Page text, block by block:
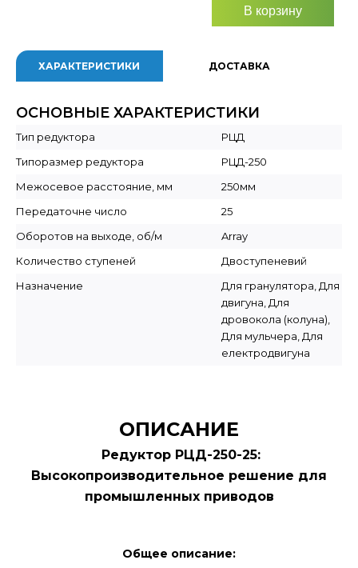
В корзину
ХАРАКТЕРИСТИКИ ДОСТАВКА
ОСНОВНЫЕ ХАРАКТЕРИСТИКИ
Тип редуктора
РЦД
Типоразмер редуктора
РЦД-250
Межосевое расстояние, мм
250мм
Передаточне число
25
Оборотов на выходе, об/м
Array
Количество ступеней
Двоступеневий
Назначение
Для гранулятора, Для
двигуна, Для
дровокола (колуна),
Для мульчера, Для
електродвигуна
ОПИСАНИЕ
Редуктор РЦД-250-25:
Высокопроизводительное решение для
промышленных приводов
Общее описание: